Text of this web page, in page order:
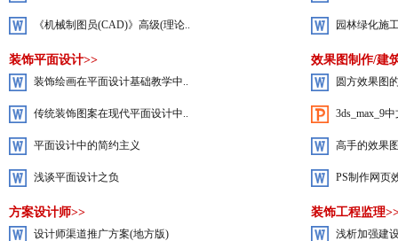
《机械制图员(CAD)》高级(理论.. 园林绿化施
装饰平面设计>>
装饰绘画在平面设计基础教学中..
传统装饰图案在现代平面设计中..
平面设计中的简约主义
浅谈平面设计之负
效果图制作/建
圆方效果图
3ds_max_9
高手的效果
PS制作网页
方案设计师>>
设计师渠道推广方案(地方版)
装饰工程监理
浅析加强建